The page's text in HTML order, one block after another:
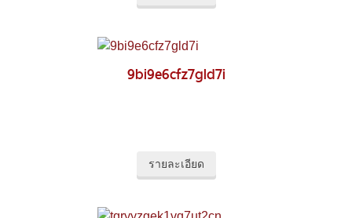
9bi9e6cfz7gld7i
รายละเอียด